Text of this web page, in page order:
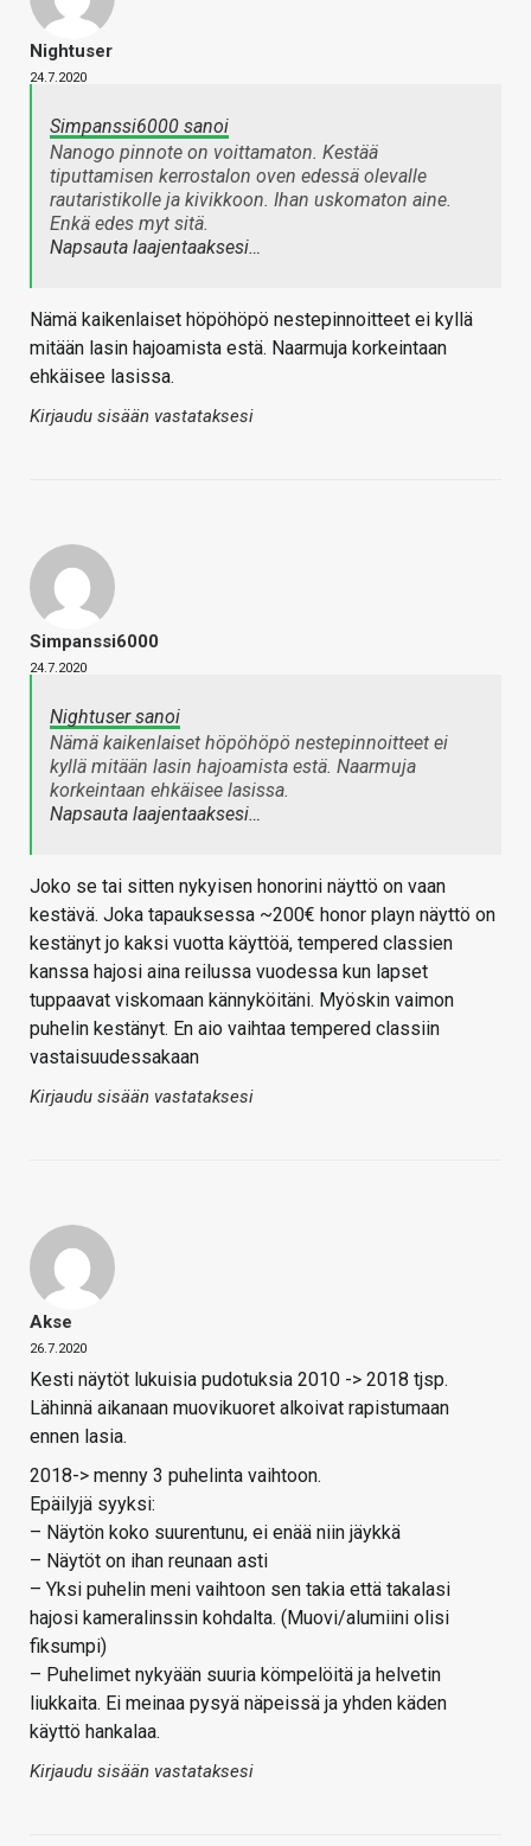
Nightuser
24.7.2020
Simpanssi6000 sanoi
Nanogo pinnote on voittamaton. Kestää
tiputtamisen kerrostalon oven edessä olevalle
rautaristikolle ja kivikkoon. Ihan uskomaton aine.
Enkä edes myt sitä.
Napsauta laajentaaksesi…
Nämä kaikenlaiset höpöhöpö nestepinnoitteet ei kyllä
mitään lasin hajoamista estä. Naarmuja korkeintaan
ehkäisee lasissa.
Kirjaudu sisään vastataksesi
Simpanssi6000
24.7.2020
Nightuser sanoi
Nämä kaikenlaiset höpöhöpö nestepinnoitteet ei
kyllä mitään lasin hajoamista estä. Naarmuja
korkeintaan ehkäisee lasissa.
Napsauta laajentaaksesi…
Joko se tai sitten nykyisen honorini näyttö on vaan
kestävä. Joka tapauksessa ~200€ honor playn näyttö on
kestänyt jo kaksi vuotta käyttöä, tempered classien
kanssa hajosi aina reilussa vuodessa kun lapset
tuppaavat viskomaan kännyköitäni. Myöskin vaimon
puhelin kestänyt. En aio vaihtaa tempered classiin
vastaisuudessakaan
Kirjaudu sisään vastataksesi
Akse
26.7.2020
Kesti näytöt lukuisia pudotuksia 2010 -> 2018 tjsp.
Lähinnä aikanaan muovikuoret alkoivat rapistumaan
ennen lasia.
2018-> menny 3 puhelinta vaihtoon.
Epäilyjä syyksi:
– Näytön koko suurentunu, ei enää niin jäykkä
– Näytöt on ihan reunaan asti
– Yksi puhelin meni vaihtoon sen takia että takalasi
hajosi kameralinssin kohdalta. (Muovi/alumiini olisi
fiksumpi)
– Puhelimet nykyään suuria kömpelöitä ja helvetin
liukkaita. Ei meinaa pysyä näpeissä ja yhden käden
käyttö hankalaa.
Kirjaudu sisään vastataksesi